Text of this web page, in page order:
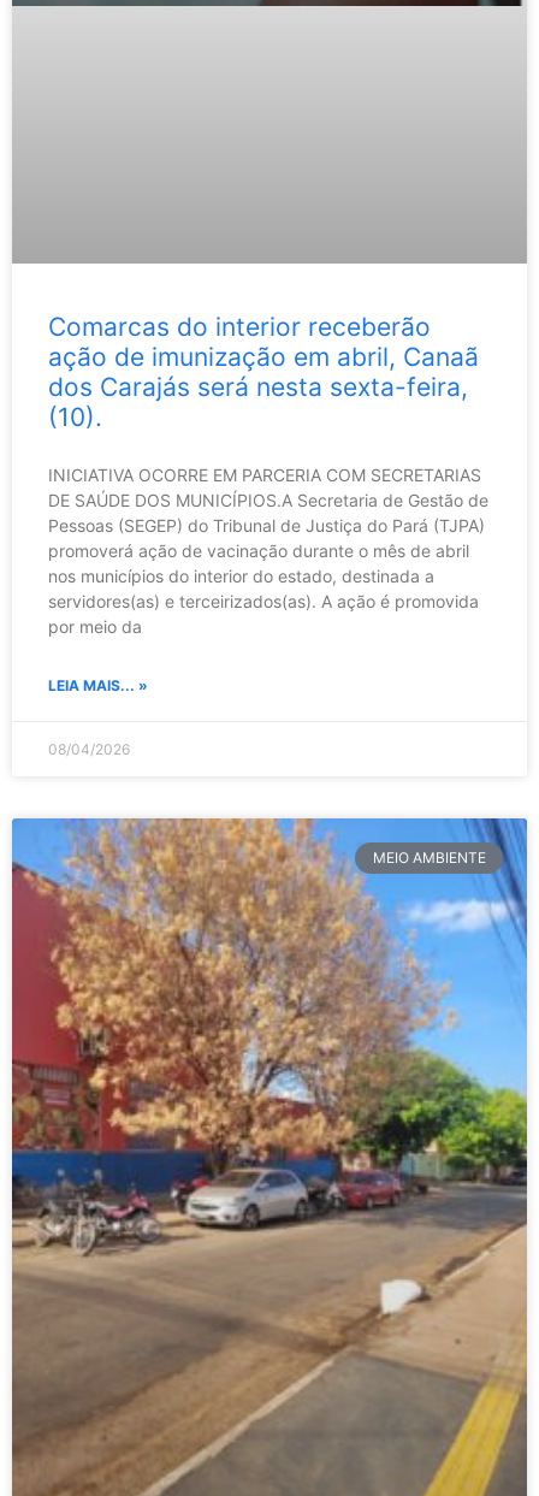
Comarcas do interior receberão
ação de imunização em abril, Canaã
dos Carajás será nesta sexta-feira,
(10).
INICIATIVA OCORRE EM PARCERIA COM SECRETARIAS
DE SAÚDE DOS MUNICÍPIOS.A Secretaria de Gestão de
Pessoas (SEGEP) do Tribunal de Justiça do Pará (TJPA)
promoverá ação de vacinação durante o mês de abril
nos municípios do interior do estado, destinada a
servidores(as) e terceirizados(as). A ação é promovida
por meio da
LEIA MAIS... »
08/04/2026
MEIO AMBIENTE